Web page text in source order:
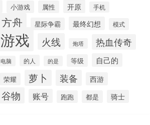
小游戏 属性 开原 手机
方舟 星际争霸 最终幻想 模式
游戏 火线 炮塔 热血传奇
电脑 的人 的是 等级 自己的
荣耀 萝卜 装备 西游
谷物 账号 跑跑 都是 骑士